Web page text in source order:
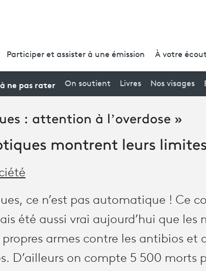
Participer et assister à une émission À votre
ne pas rater On soutient Livres Nos visages
: attention à l’overdose »
montrent leurs limites
ce n’est pas automatique ! Ce
été aussi vrai aujourd’hui que les
armes contre les antibios et
D’ailleurs on compte 5 500 morts